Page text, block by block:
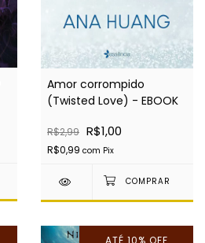
Amor corrompido
(Twisted Love) - EBOOK
R$2,99 R$1,00
R$0,99 com Pix
ATÉ 10% OFF